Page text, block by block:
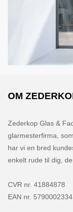
OM
Zederkop Glas &
glarmesterfirma,
har vi en bred
enkelt rude til dig,
CVR nr. 41884878
EAN nr.